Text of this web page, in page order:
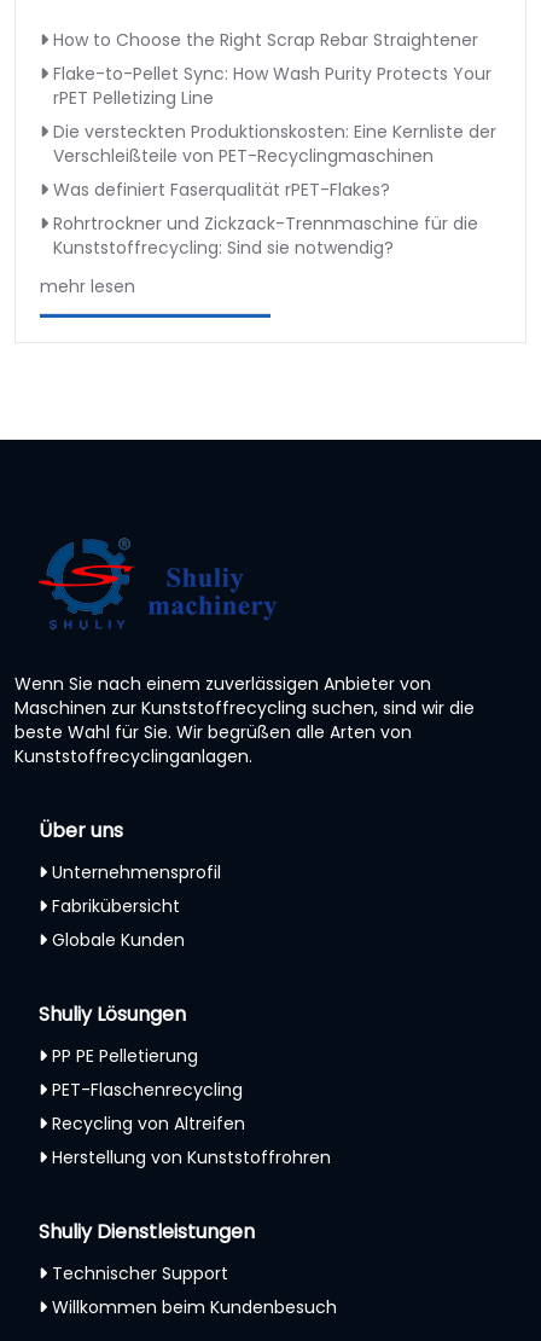
How to Choose the Right Scrap Rebar Straightener
Flake-to-Pellet Sync: How Wash Purity Protects Your
rPET Pelletizing Line
Die versteckten Produktionskosten: Eine Kernliste der
Verschleißteile von PET-Recyclingmaschinen
Was definiert Faserqualität rPET-Flakes?
Rohrtrockner und Zickzack-Trennmaschine für die
Kunststoffrecycling: Sind sie notwendig?
mehr lesen
Wenn Sie nach einem zuverlässigen Anbieter von
Maschinen zur Kunststoffrecycling suchen, sind wir die
beste Wahl für Sie. Wir begrüßen alle Arten von
Kunststoffrecyclinganlagen.
Über uns
Unternehmensprofil
Fabrikübersicht
Globale Kunden
Shuliy Lösungen
PP PE Pelletierung
PET-Flaschenrecycling
Recycling von Altreifen
Herstellung von Kunststoffrohren
Shuliy Dienstleistungen
Technischer Support
Willkommen beim Kundenbesuch